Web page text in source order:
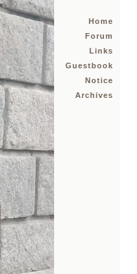
Home
Forum
Links
Guestbook
Notice
Archives